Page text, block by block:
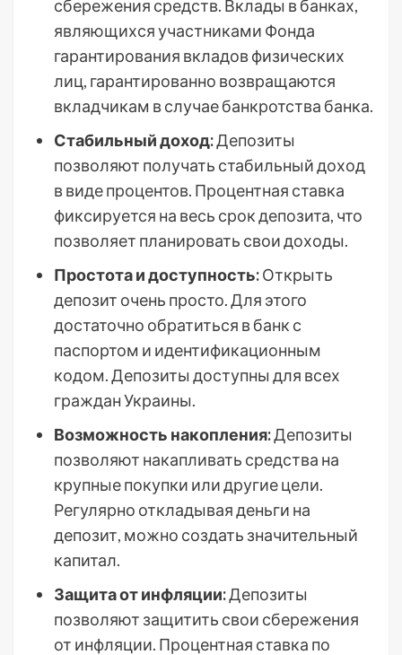
сбережения средств. Вклады в банках,
являющихся участниками Фонда
гарантирования вкладов физических
лиц, гарантированно возвращаются
вкладчикам в случае банкротства банка.
Стабильный доход:Депозиты
позволяют получать стабильный доход
в виде процентов. Процентная ставка
фиксируется на весь срок депозита, что
позволяет планировать свои доходы.
Простота и доступность:Открыть
депозит очень просто. Для этого
достаточно обратиться в банк с
паспортом и идентификационным
кодом. Депозиты доступны для всех
граждан Украины.
Возможность накопления:Депозиты
позволяют накапливать средства на
крупные покупки или другие цели.
Регулярно откладывая деньги на
депозит, можно создать значительный
капитал.
Защита от инфляции:Депозиты
позволяют защитить свои сбережения
от инфляции. Процентная ставка по